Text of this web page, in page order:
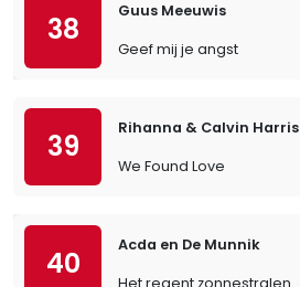
38
Guus Meeuwis
Geef mij je angst
39
Rihanna & Calvin Harris
We Found Love
40
Acda en De Munnik
Het regent zonnestralen